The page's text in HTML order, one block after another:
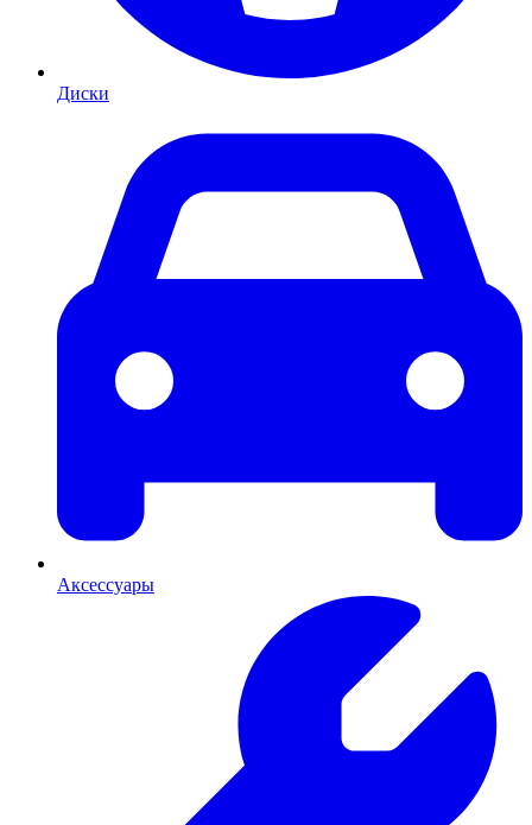
Диски
Аксессуары